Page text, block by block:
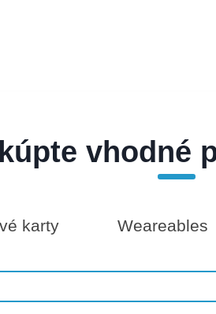
vhodné
karty Weareables